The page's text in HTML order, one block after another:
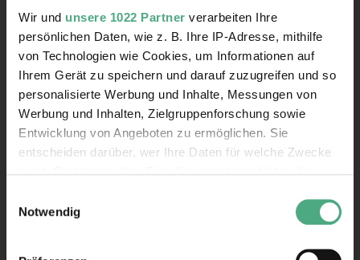
Wir und unsere 1022 Partner verarbeiten Ihre
persönlichen Daten, wie z. B. Ihre IP-Adresse, mithilfe
von Technologien wie Cookies, um Informationen auf
Ihrem Gerät zu speichern und darauf zuzugreifen und so
personalisierte Werbung und Inhalte, Messungen von
Werbung und Inhalten, Zielgruppenforschung sowie
Entwicklung von Angeboten zu ermöglichen. Sie
entscheiden darüber, wer Ihre Daten für welche Zwecke
nutzt. Sie können Ihre Einwilligung jederzeit über die
Trigger Symbol ändern oder widerrufen
Notwendig
Rathausstraße 75 – 79
66333 Völklingen
Telefon: +49 6898 9100 100
Telefax: +49 6898 9100 111
mail@voelklinger-huette.org
362 Tage im Jahr geöffnet!